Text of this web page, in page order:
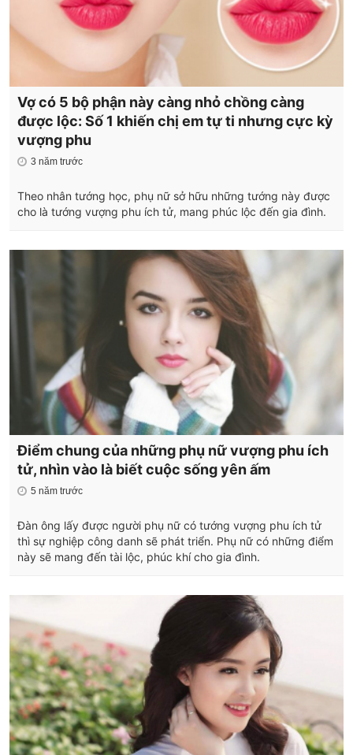
Vợ có 5 bộ phận này càng nhỏ chồng càng
được lộc: Số 1 khiến chị em tự ti nhưng cực kỳ
vượng phu
3 năm trước
Theo nhân tướng học, phụ nữ sở hữu những tướng này được
cho là tướng vượng phu ích tử, mang phúc lộc đến gia đình.
Điểm chung của những phụ nữ vượng phu ích
tử, nhìn vào là biết cuộc sống yên ấm
5 năm trước
Đàn ông lấy được người phụ nữ có tướng vượng phu ích tử
thì sự nghiệp công danh sẽ phát triển. Phụ nữ có những điểm
này sẽ mang đến tài lộc, phúc khí cho gia đình.